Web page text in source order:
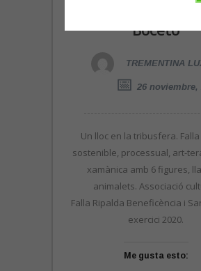
Un lloc en la
Boceto
TREMENTINA
26 noviembre,
Un lloc en la tribusfera.
sostenible, processual, art-
xamànica amb 6 figures,
animalets. Associació
Falla Ripalda Beneficència i
exercici 2020.
Me gusta esto: